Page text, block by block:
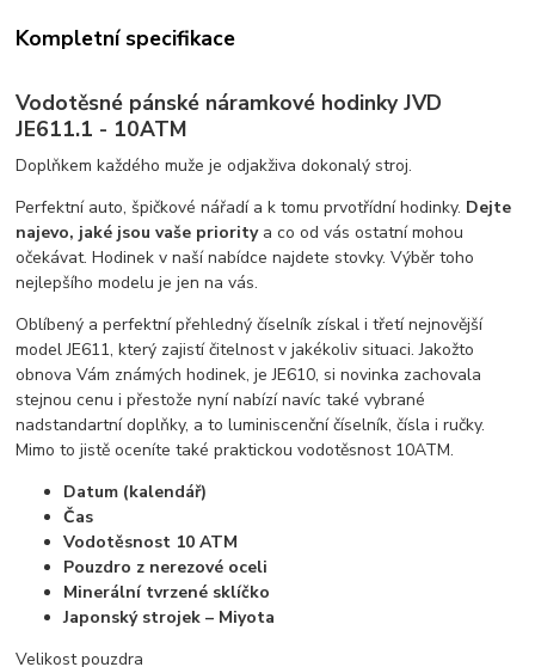
Kompletní specifikace
Vodotěsné pánské náramkové hodinky JVD
JE611.1 - 10ATM
Doplňkem každého muže je odjakživa dokonalý stroj.
Perfektní auto, špičkové nářadí a k tomu prvotřídní hodinky. Dejte
najevo, jaké jsou vaše prioritya co od vás ostatní mohou
očekávat. Hodinek v naší nabídce najdete stovky. Výběr toho
nejlepšího modelu je jen na vás.
Oblíbený a perfektní přehledný číselník získal i třetí nejnovější
model JE611, který zajistí čitelnost v jakékoliv situaci. Jakožto
obnova Vám známých hodinek, je JE610, si novinka zachovala
stejnou cenu i přestože nyní nabízí navíc také vybrané
nadstandartní doplňky, a to luminiscenční číselník, čísla i ručky.
Mimo to jistě oceníte také praktickou vodotěsnost 10ATM.
Datum (kalendář)
Čas
Vodotěsnost 10 ATM
Pouzdro z nerezové oceli
Minerální tvrzené sklíčko
Japonský strojek – Miyota
Velikost pouzdra